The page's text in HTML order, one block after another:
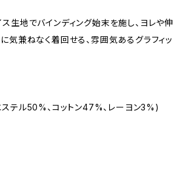
生地でバインディング始末を施し、ヨレや伸
気兼ねなく着回せる、雰囲気あるグラフィッ
テル50%、コットン47%、レーヨン3%)